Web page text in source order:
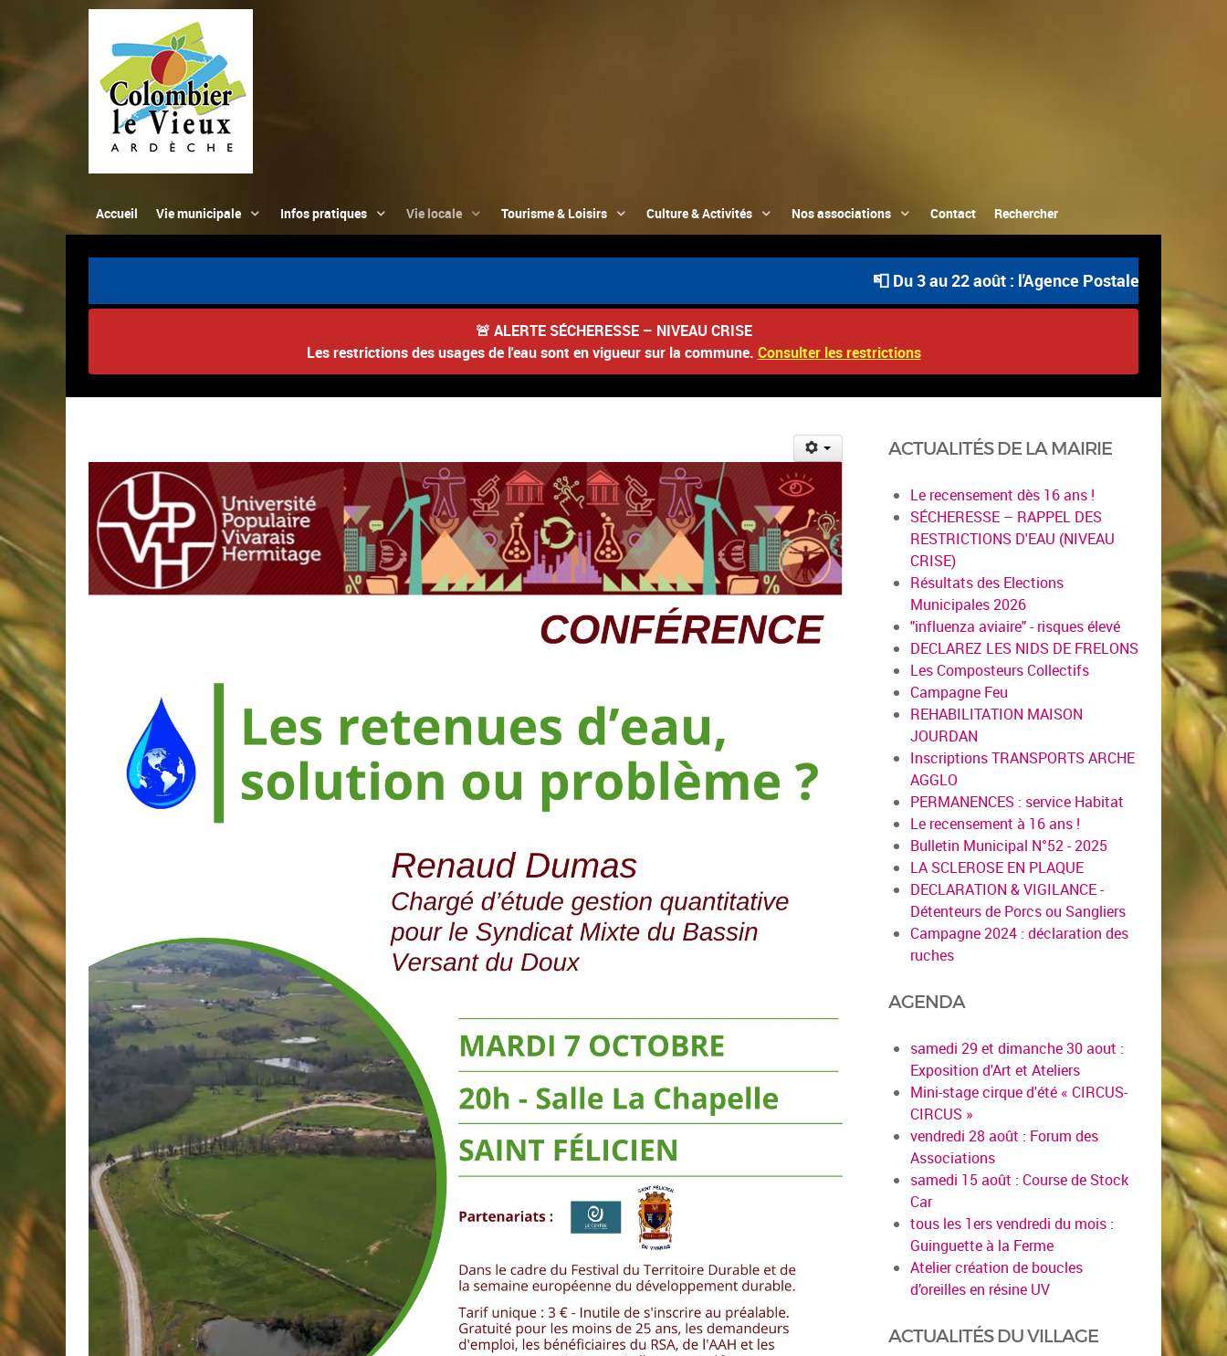
Accueil Vie municipale Infos pratiques Vie locale Tourisme & Loisirs Culture & Activités Nos associations Contact Rechercher
📮 Du 3 au 22 août : l'Agence Postale Communale
🚨 ALERTE SÉCHERESSE – NIVEAU CRISE
Les restrictions des usages de l'eau sont en vigueur sur la commune. Consulter les restrictions
ACTUALITÉS DE LA MAIRIE
Le recensement dès 16 ans !
SÉCHERESSE – RAPPEL DES
RESTRICTIONS D'EAU (NIVEAU
CRISE)
Résultats des Elections
Municipales 2026
"influenza aviaire" - risques élevé
DECLAREZ LES NIDS DE FRELONS
Les Composteurs Collectifs
Campagne Feu
REHABILITATION MAISON
JOURDAN
Inscriptions TRANSPORTS ARCHE
AGGLO
PERMANENCES : service Habitat
Le recensement à 16 ans !
Bulletin Municipal N°52 - 2025
LA SCLEROSE EN PLAQUE
DECLARATION & VIGILANCE -
Détenteurs de Porcs ou Sangliers
Campagne 2024 : déclaration des
ruches
AGENDA
samedi 29 et dimanche 30 aout :
Exposition d'Art et Ateliers
Mini-stage cirque d'été « CIRCUS-
CIRCUS »
vendredi 28 août : Forum des
Associations
samedi 15 août : Course de Stock
Car
tous les 1ers vendredi du mois :
Guinguette à la Ferme
Atelier création de boucles
d’oreilles en résine UV
ACTUALITÉS DU VILLAGE